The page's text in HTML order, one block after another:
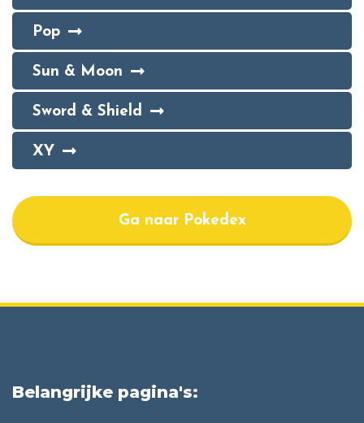
Pop
Sun & Moon
Sword & Shield
XY
Ga naar Pokedex
Belangrijke pagina's: